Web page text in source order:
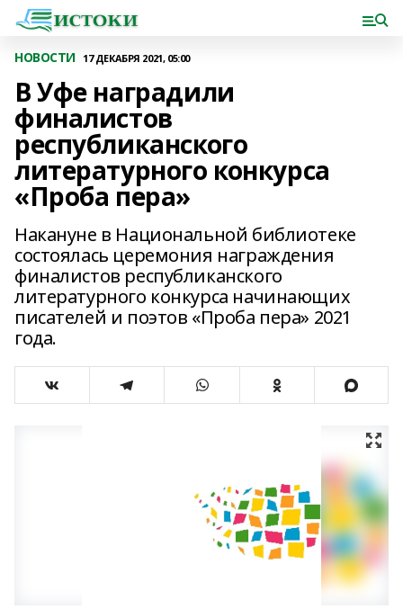
НОВОСТИ 17 ДЕКАБРЯ 2021, 05:00
В Уфе наградили
финалистов
республиканского
литературного конкурса
«Проба пера»
Накануне в Национальной библиотеке
состоялась церемония награждения
финалистов республиканского
литературного конкурса начинающих
писателей и поэтов «Проба пера» 2021
года.